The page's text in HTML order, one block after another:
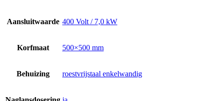
Aansluitwaarde 400 Volt / 7,0 kW
Korfmaat 500×500 mm
Behuizing roestvrijstaal enkelwandig